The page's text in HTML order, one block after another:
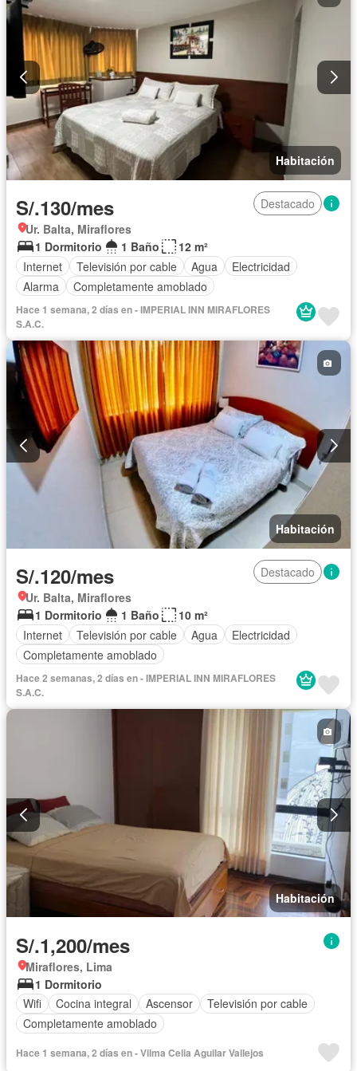
Habitación
S/.130/mes
Destacado
Ur. Balta, Miraflores
1 Dormitorio
1 Baño
12 m²
Internet
Televisión por cable Agua
Electricidad
Alarma
Completamente amoblado
Hace 1 semana, 2 días en - IMPERIAL INN MIRAFLORES
S.A.C.
Habitación
S/.120/mes
Destacado
Ur. Balta, Miraflores
1 Dormitorio
1 Baño
10 m²
Internet
Televisión por cable Agua
Electricidad
Completamente amoblado
Hace 2 semanas, 2 días en - IMPERIAL INN MIRAFLORES
S.A.C.
Habitación
S/.1,200/mes
Miraflores, Lima
1 Dormitorio
Wifi
Cocina integral Ascensor
Televisión por cable
Completamente amoblado
Hace 1 semana, 2 días en - Vilma Celia Aguilar Vallejos